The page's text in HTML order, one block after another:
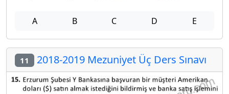
A B C D E
11 2018-2019 Mezuniyet Üç Ders Sınavı